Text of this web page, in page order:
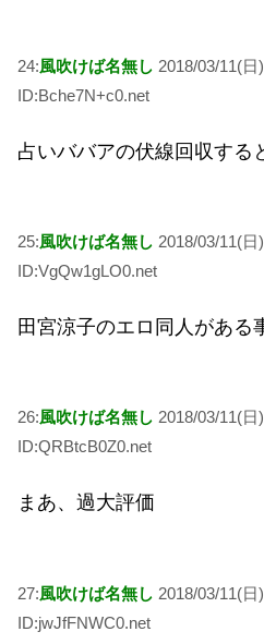
24:風吹けば名無し 2018/03/11(日
ID:Bche7N+c0.net
占いババアの伏線回収する
25:風吹けば名無し 2018/03/11(日
ID:VgQw1gLO0.net
田宮涼子のエロ同人がある
26:風吹けば名無し 2018/03/11(日
ID:QRBtcB0Z0.net
まあ、過大評価
27:風吹けば名無し 2018/03/11(日
ID:jwJfFNWC0.net